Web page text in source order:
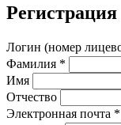
Регистрация
Логин (номер
Фамилия *
Имя
Отчество
Электронная почта *